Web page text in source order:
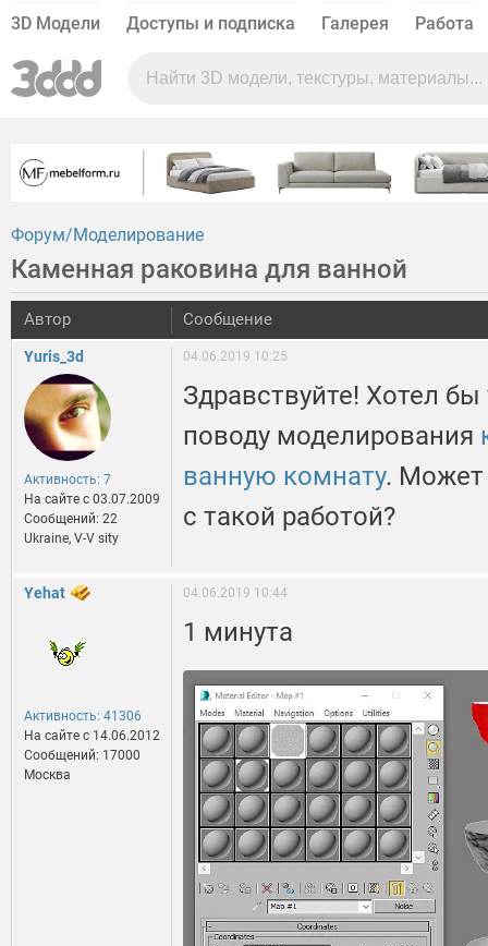
3D Модели Доступы и подписка Галерея Работа
Форум Моделирование
Каменная раковина для ванной
Автор Сообщение
Yuris_3d
Активность: 7
На сайте c 03.07.2009
Сообщений: 22
Ukraine, V-V sity
04.06.2019 10:25
Здравствуйте! Хотел
поводу моделирования
ванную комнату. Может
с такой работой?
Yehat
Активность: 41306
На сайте c 14.06.2012
Сообщений: 17000
Москва
04.06.2019 10:44
1 минута